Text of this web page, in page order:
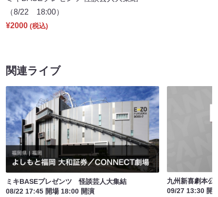
（8/22 18:00）
¥2000 (税込)
関連ライブ
ミキBASEプレゼンツ 怪談芸人大集結
08/22 17:45 開場 18:00 開演
九州新喜劇本公
09/27 13:30 開